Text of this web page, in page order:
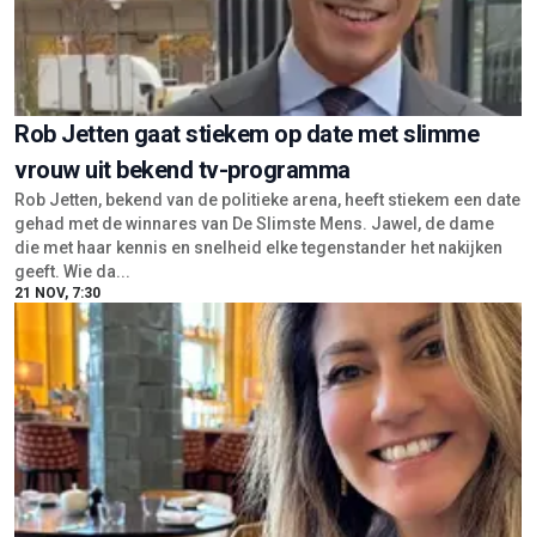
Rob Jetten gaat stiekem op date met slimme
vrouw uit bekend tv-programma
Rob Jetten, bekend van de politieke arena, heeft stiekem een date
gehad met de winnares van De Slimste Mens. Jawel, de dame
die met haar kennis en snelheid elke tegenstander het nakijken
geeft. Wie da...
21 NOV, 7:30